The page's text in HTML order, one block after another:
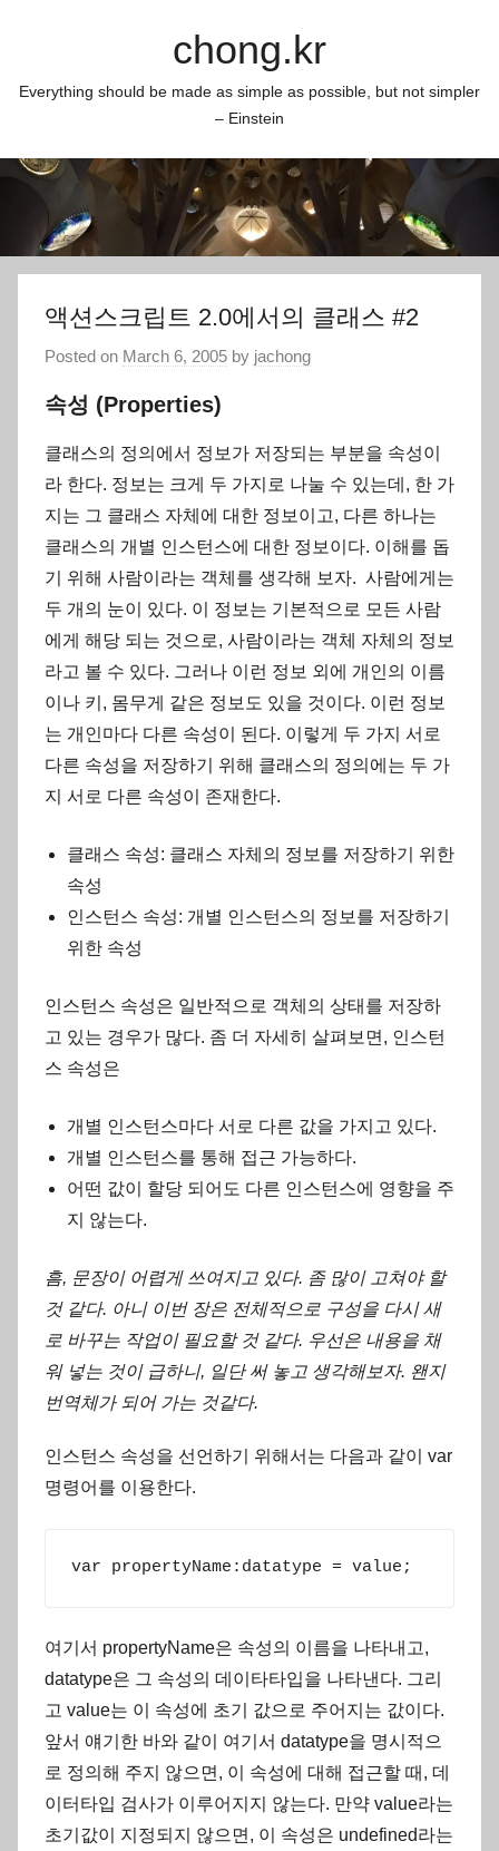
chong.kr
Everything should be made as simple as possible, but not simpler
– Einstein
액션스크립트 2.0에서의 클래스 #2
Posted on March 6, 2005 by jachong
속성 (Properties)
클래스의 정의에서 정보가 저장되는 부분을 속성이
라 한다. 정보는 크게 두 가지로 나눌 수 있는데, 한 가
지는 그 클래스 자체에 대한 정보이고, 다른 하나는
클래스의 개별 인스턴스에 대한 정보이다. 이해를 돕
기 위해 사람이라는 객체를 생각해 보자. 사람에게는
두 개의 눈이 있다. 이 정보는 기본적으로 모든 사람
에게 해당 되는 것으로, 사람이라는 객체 자체의 정보
라고 볼 수 있다. 그러나 이런 정보 외에 개인의 이름
이나 키, 몸무게 같은 정보도 있을 것이다. 이런 정보
는 개인마다 다른 속성이 된다. 이렇게 두 가지 서로
다른 속성을 저장하기 위해 클래스의 정의에는 두 가
지 서로 다른 속성이 존재한다.
클래스 속성: 클래스 자체의 정보를 저장하기 위한
속성
인스턴스 속성: 개별 인스턴스의 정보를 저장하기
위한 속성
인스턴스 속성은 일반적으로 객체의 상태를 저장하
고 있는 경우가 많다. 좀 더 자세히 살펴보면, 인스턴
스 속성은
개별 인스턴스마다 서로 다른 값을 가지고 있다.
개별 인스턴스를 통해 접근 가능하다.
어떤 값이 할당 되어도 다른 인스턴스에 영향을 주
지 않는다.
흠, 문장이 어렵게 쓰여지고 있다. 좀 많이 고쳐야 할
것 같다. 아니 이번 장은 전체적으로 구성을 다시 새
로 바꾸는 작업이 필요할 것 같다. 우선은 내용을 채
워 넣는 것이 급하니, 일단 써 놓고 생각해보자. 왠지
번역체가 되어 가는 것같다.
인스턴스 속성을 선언하기 위해서는 다음과 같이 var
명령어를 이용한다.
var propertyName:datatype = value;
여기서 propertyName은 속성의 이름을 나타내고,
datatype은 그 속성의 데이타타입을 나타낸다. 그리
고 value는 이 속성에 초기 값으로 주어지는 값이다.
앞서 얘기한 바와 같이 여기서 datatype을 명시적으
로 정의해 주지 않으면, 이 속성에 대해 접근할 때, 데
이터타입 검사가 이루어지지 않는다. 만약 value라는
초기값이 지정되지 않으면, 이 속성은 undefined라는